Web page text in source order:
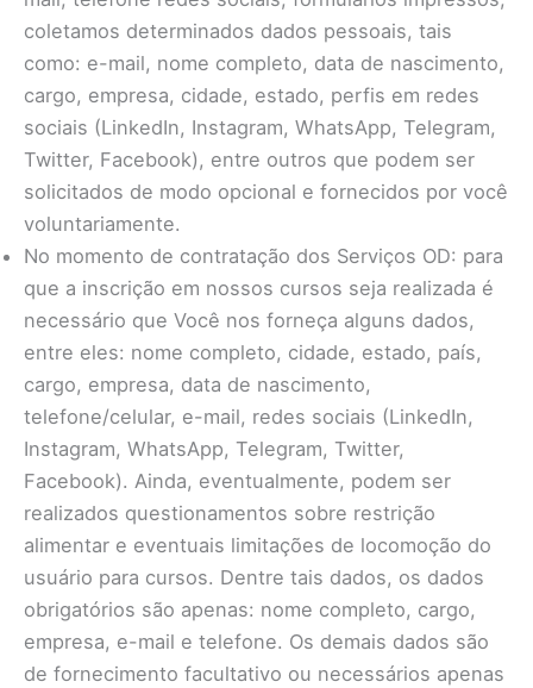
coletamos determinados dados pessoais, tais
como: e-mail, nome completo, data de nascimento,
cargo, empresa, cidade, estado, perfis em redes
sociais (LinkedIn, Instagram, WhatsApp, Telegram,
Twitter, Facebook), entre outros que podem ser
solicitados de modo opcional e fornecidos por você
voluntariamente.
No momento de contratação dos Serviços OD: para
que a inscrição em nossos cursos seja realizada é
necessário que Você nos forneça alguns dados,
entre eles: nome completo, cidade, estado, país,
cargo, empresa, data de nascimento,
telefone/celular, e-mail, redes sociais (LinkedIn,
Instagram, WhatsApp, Telegram, Twitter,
Facebook). Ainda, eventualmente, podem ser
realizados questionamentos sobre restrição
alimentar e eventuais limitações de locomoção do
usuário para cursos. Dentre tais dados, os dados
obrigatórios são apenas: nome completo, cargo,
empresa, e-mail e telefone. Os demais dados são
de fornecimento facultativo ou necessários apenas